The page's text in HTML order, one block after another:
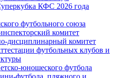
КФС 2026 года
футбольного союза
комитет
дисциплинарный комитет
футбольных клубов и
юношеского футбола
футбола, пляжного и